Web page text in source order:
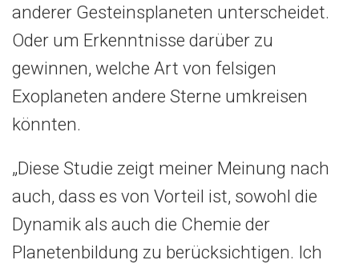
anderer Gesteinsplaneten unterscheidet.
Oder um Erkenntnisse darüber zu
gewinnen, welche Art von felsigen
Exoplaneten andere Sterne umkreisen
könnten.
„Diese Studie zeigt meiner Meinung nach
auch, dass es von Vorteil ist, sowohl die
Dynamik als auch die Chemie der
Planetenbildung zu berücksichtigen. Ich